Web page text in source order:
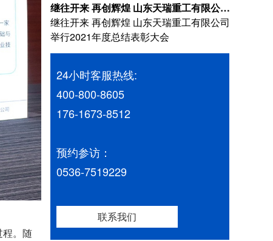
继往开来 再创辉煌 山东天瑞重工有限公司举行2021年度总结表彰大会
继往开来 再创辉煌 山东天瑞重工有限公司
举行2021年度总结表彰大会
24小时客服热线:
400-800-8605
176-1673-8512
预约参访：
0536-7519229
联系我们
。随